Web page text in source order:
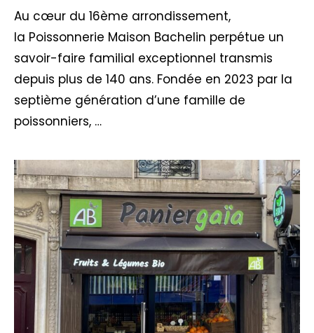
Au cœur du 16ème arrondissement,
la Poissonnerie Maison Bachelin perpétue un
savoir-faire familial exceptionnel transmis
depuis plus de 140 ans. Fondée en 2023 par la
septième génération d’une famille de
poissonniers, …